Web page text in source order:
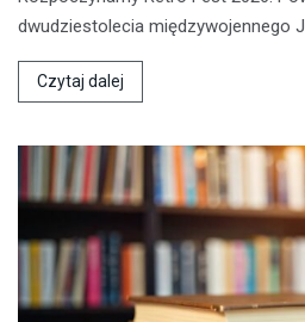
dwudziestolecia międzywojennego
Czytaj dalej